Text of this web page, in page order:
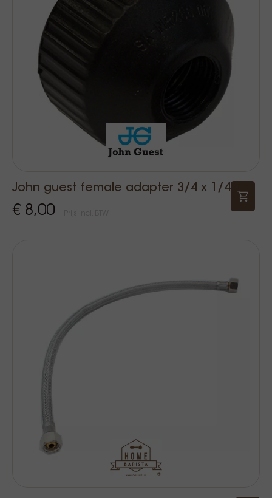
John guest female adapter 3/4 x 1/4
€ 8,00